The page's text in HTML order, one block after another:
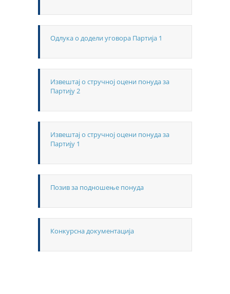
Одлука о додели уговора Партија 1
Извештај о стручној оцени понуда за
Партију 2
Извештај о стручној оцени понуда за
Партију 1
Позив за подношење понуда
Конкурсна документација